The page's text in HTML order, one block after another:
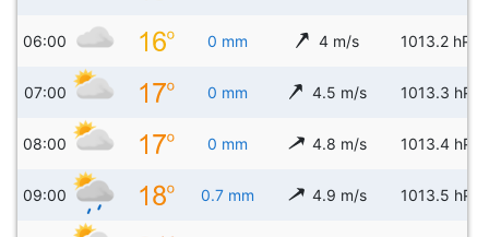
06:00 0 mm 4 m/s 1013.2 hPa
07:00 0 mm 4.5 m/s 1013.3 hPa
08:00 0 mm 4.8 m/s 1013.4 hPa
09:00 0.7 mm 4.9 m/s 1013.5 hPa